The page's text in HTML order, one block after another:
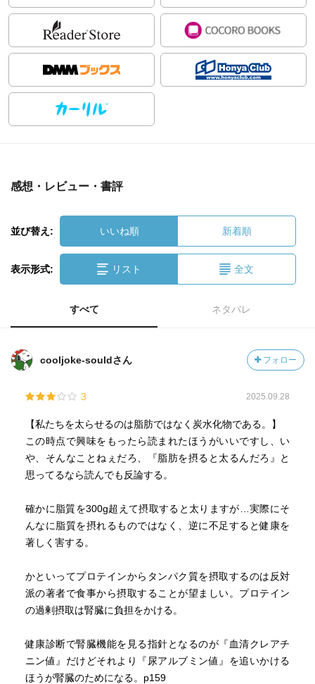
感想・レビュー・書評
並び替え: いいね順 新着順
表示形式: リスト 全文
すべて ネタバレ
cooljoke-souldさん フォロー
3 2025.09.28
【私たちを太らせるのは脂肪ではなく炭水化物である。】
この時点で興味をもったら読まれたほうがいいですし、い
や、そんなことねぇだろ、『脂肪を摂ると太るんだろ』と
思ってるなら読んでも反論する。
確かに脂質を300g超えて摂取すると太りますが…実際にそ
んなに脂質を摂れるものではなく、逆に不足すると健康を
著しく害する。
かといってプロテインからタンパク質を摂取するのは反対
派の著者で食事から摂取することが望ましい。プロテイン
の過剰摂取は腎臓に負担をかける。
健康診断で腎臓機能を見る指針となるのが『血清クレアチ
ニン値』だけどそれより『尿アルブミン値』を追いかける
ほうが腎臓のためになる。p159